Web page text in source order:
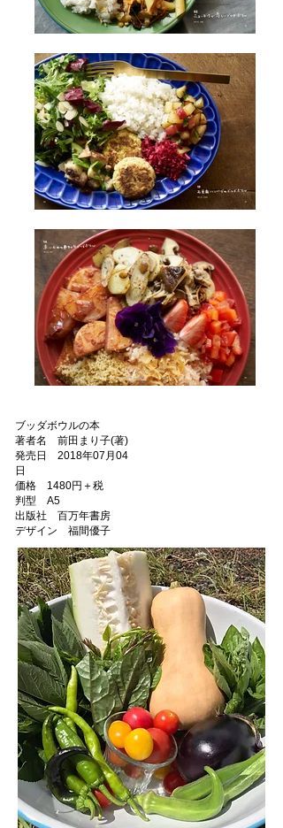
ブッダボウルの本
著者名 前田まり子(著)
発売日 2018年07月04
日
価格 1480円＋税
判型 A5
出版社 百万年書房
デザイン 福間優子